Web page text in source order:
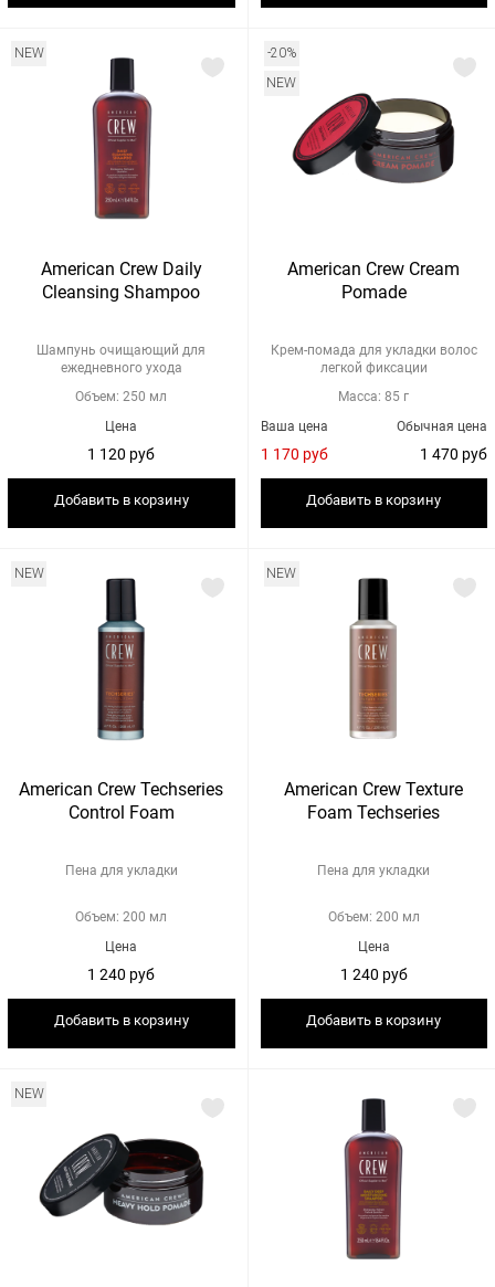
NEW
American Crew Daily
Cleansing Shampoo
Шампунь очищающий для
ежедневного ухода
Объем: 250 мл
Цена
1 120 руб
Добавить в корзину
-20%
NEW
American Crew Cream
Pomade
Крем-помада для укладки волос
легкой фиксации
Масса: 85 г
Обычная цена
1 470 руб
Ваша цена
1 170 руб
Добавить в корзину
NEW
American Crew Techseries
Control Foam
Пена для укладки
Объем: 200 мл
Цена
1 240 руб
Добавить в корзину
NEW
American Crew Texture
Foam Techseries
Пена для укладки
Объем: 200 мл
Цена
1 240 руб
Добавить в корзину
NEW